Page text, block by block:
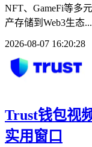
NFT、GameFi等多
产存储到Web3生态...
2026-08-07 16:20:28
Trust钱包视
实用窗口